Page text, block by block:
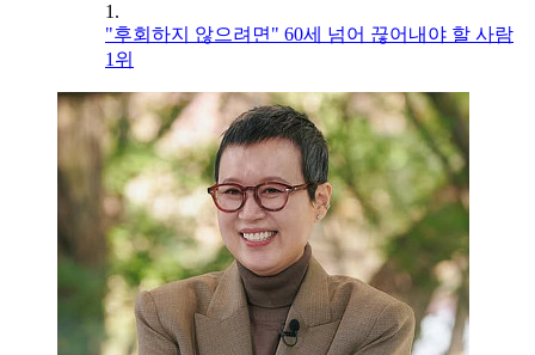
1.
"후회하지 않으려면" 60세 넘어 끊어내야 할 사람
1위